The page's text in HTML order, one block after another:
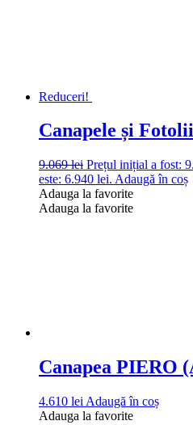
Reduceri!
Canapele și
9.069lei Prețul inițial a fost:
este: 6.940 lei. Adaugă în coș
Adauga la favorite
Adauga la favorite
Canapea PIERO
4.610 lei Adaugă în coș
Adauga la favorite